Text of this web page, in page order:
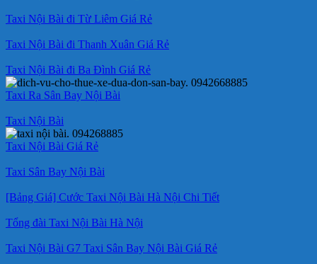
Taxi Nội Bài đi Từ Liêm Giá Rẻ
Taxi Nội Bài đi Thanh Xuân Giá Rẻ
Taxi Nội Bài đi Ba Đình Giá Rẻ
Taxi Ra Sân Bay Nội Bài
Taxi Nội Bài
Taxi Nội Bài Giá Rẻ
Taxi Sân Bay Nội Bài
[Bảng Giá] Cước Taxi Nội Bài Hà Nội Chi Tiết
Tổng đài Taxi Nội Bài Hà Nội
Taxi Nội Bài G7 Taxi Sân Bay Nội Bài Giá Rẻ